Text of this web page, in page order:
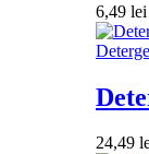
6,49 lei
24,49